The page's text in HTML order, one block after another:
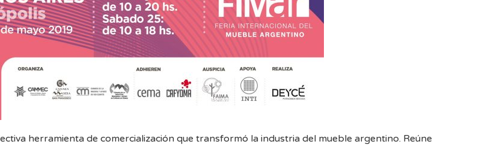
herramienta de comercialización que transformó la industria del mueble argentino. Reúne